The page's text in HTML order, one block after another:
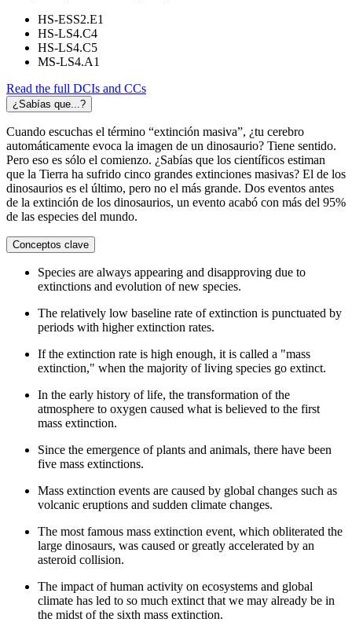
HS-ESS2.E1
HS-LS4.C4
HS-LS4.C5
MS-LS4.A1
Read the full DCIs and CCs
¿Sabías que...?
Cuando escuchas el término “extinción masiva”, ¿tu cerebro
automáticamente evoca la imagen de un dinosaurio? Tiene sentido.
Pero eso es sólo el comienzo. ¿Sabías que los científicos estiman
que la Tierra ha sufrido cinco grandes extinciones masivas? El de los
dinosaurios es el último, pero no el más grande. Dos eventos antes
de la extinción de los dinosaurios, un evento acabó con más del 95%
de las especies del mundo.
Conceptos clave
Species are always appearing and disapproving due to
extinctions and evolution of new species.
The relatively low baseline rate of extinction is punctuated by
periods with higher extinction rates.
If the extinction rate is high enough, it is called a "mass
extinction," when the majority of living species go extinct.
In the early history of life, the transformation of the
atmosphere to oxygen caused what is believed to the first
mass extinction.
Since the emergence of plants and animals, there have been
five mass extinctions.
Mass extinction events are caused by global changes such as
volcanic eruptions and sudden climate changes.
The most famous mass extinction event, which obliterated the
large dinosaurs, was caused or greatly accelerated by an
asteroid collision.
The impact of human activity on ecosystems and global
climate has led to so much extinct that we may already be in
the midst of the sixth mass extinction.